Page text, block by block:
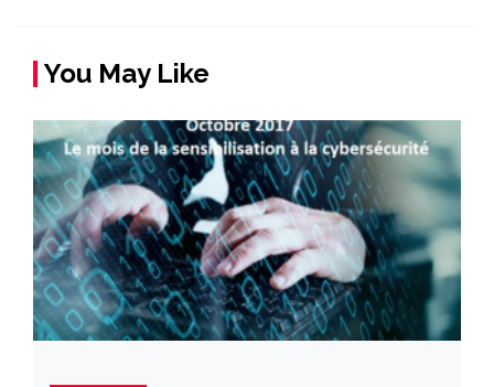
You May Like